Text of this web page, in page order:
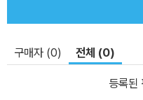
구매자 (0) 전체 (0)
등록된